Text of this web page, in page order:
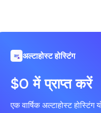
अल्टाहोस्ट होस्टिंग
$0 में प्राप्त करें
एक वार्षिक अल्टाहोस्ट होस्टिंग